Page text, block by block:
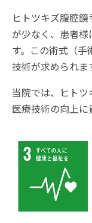
ヒトツキズ腹腔
が少なく、患者
す。この術式（
技術が求められま
当院では、ヒトツ
医療技術の向上に